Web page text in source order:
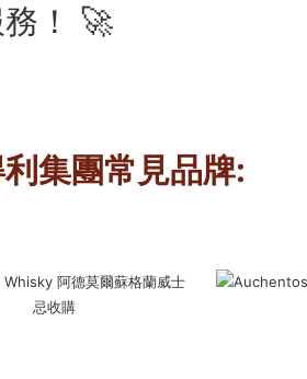
！ 🚀
集團常見品牌: